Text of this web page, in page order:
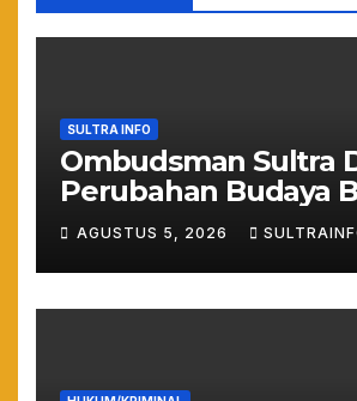
SULTRA INFO
Ombudsman Sultra
Perubahan Budaya
Lewat Penilaian
Maladministrasi 2026
AGUSTUS 5, 2026